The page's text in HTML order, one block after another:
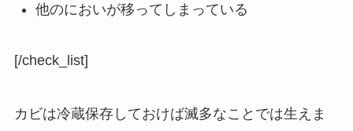
他のにおいが移ってしまっている
[/check_list]
カビは冷蔵保存しておけば滅多なことでは生えま